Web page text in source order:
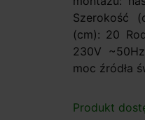
Szerokość
(cm): 20
230V
moc źródła
Produkt